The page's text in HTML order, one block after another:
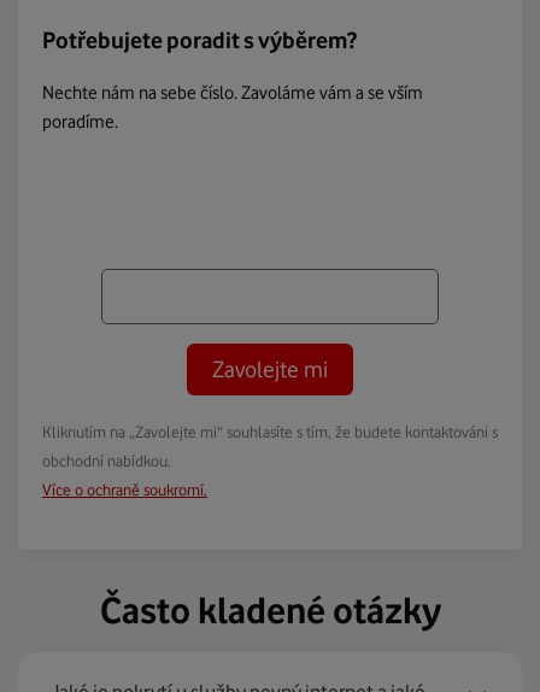
Potřebujete poradit s výběrem?
Nechte nám na sebe číslo. Zavoláme vám a se vším
poradíme.
Zavolejte mi
Kliknutím na „Zavolejte mi“ souhlasíte s tím, že budete kontaktováni s
obchodní nabídkou.
Více o ochraně soukromí.
Často kladené otázky